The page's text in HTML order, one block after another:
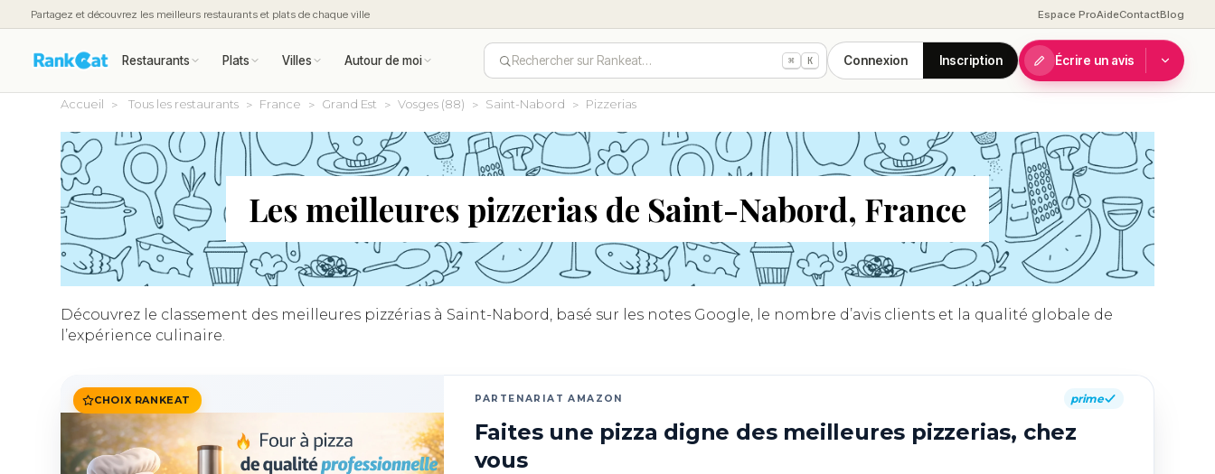
Partagez et découvrez les meilleurs restaurants et plats de chaque ville Espace ProAideContactBlog
Restaurants Plats Villes Autour de moi Rechercher sur Rankeat… ⌘ K Connexion Inscription Écrire un avis
Accueil Tous les restaurants France Grand Est Vosges (88) Saint-Nabord Pizzerias
Les meilleures pizzerias de Saint-Nabord, France
Découvrez le classement des meilleures pizzérias à Saint-Nabord, basé sur les notes Google, le nombre d’avis clients et la qualité globale de
l’expérience culinaire.
CHOIX RANKEAT PARTENARIAT AMAZON prime
Faites une pizza digne des meilleures pizzerias, chez
vous